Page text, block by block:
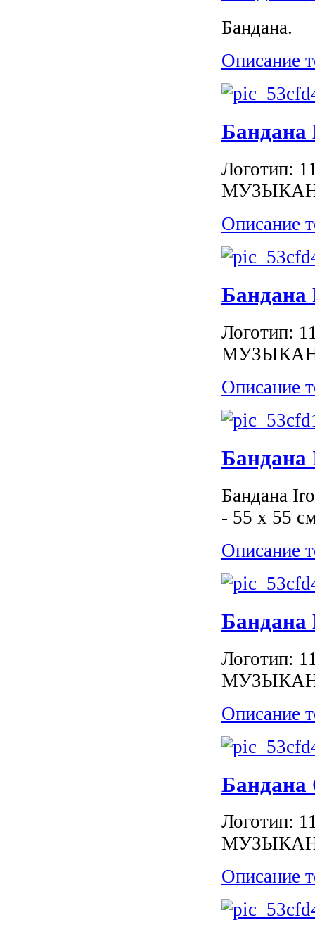
Бандана.
Описание
Описание
Бандана
Описание
Бандана
Бандана
- 55 х 55
Описание
Бандана
Описание
Бандана
Описание